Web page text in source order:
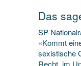
Das
SP-
«Kommt
sexistische
Recht, im